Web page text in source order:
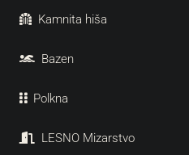
Kamnita hiša
Bazen
Polkna
LESNO Mizarstvo